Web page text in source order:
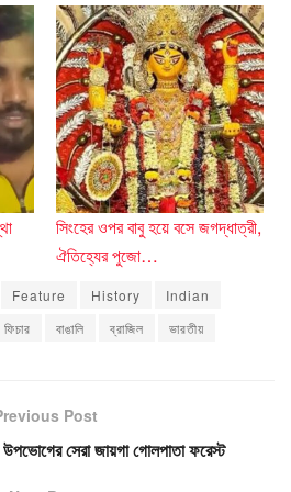
সিংহের ওপর বাবু হয়ে বসে জগদ্ধাত্রী,
ঐতিহ্যের পুজো…
Feature History
Indian
ফিচার বাঙালি ব্রাজিল ভারতীয়
Post
সেরা জায়গা গোলপাতা ফরেস্ট